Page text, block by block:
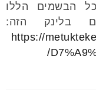
הבשמים הללו
בלינק הזה:
https://